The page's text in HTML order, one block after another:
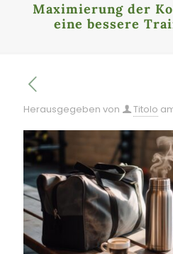
Maximierung der
eine bessere
Herausgegeben von Titolo